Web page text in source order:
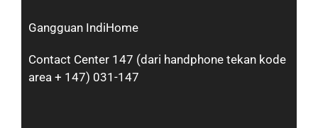
Gangguan IndiHome
Contact Center 147 (dari handphone tekan kode
area + 147) 031-147